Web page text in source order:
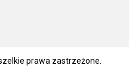
prawa zastrzeżone.